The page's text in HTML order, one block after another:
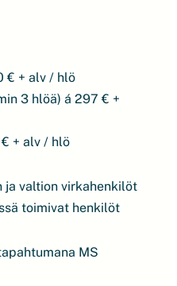
€ + alv / hlö
3 hlöä) á 297 € +
+ alv / hlö
ja valtion virkahenkilöt
toimivat henkilöt
MS